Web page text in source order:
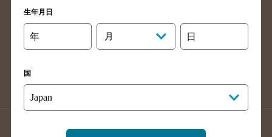
高知県のバー検索
長崎県のバー検索
佐賀県のバー検索
大分県のバー検索
熊本県のバー検索
沖縄県のバー検索
店舗登録方法のご案内
店舗情報更新方法のご案内
生年月日
年 月 日
国